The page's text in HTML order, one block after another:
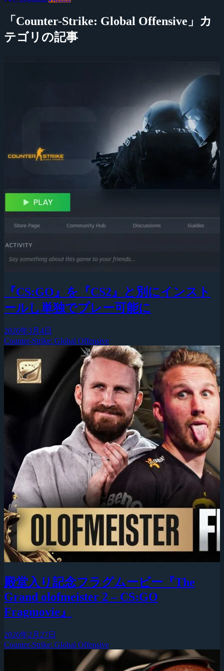
「Counter-Strike: Global Offensive」カ
テゴリの記事
『CS:GO』を『CS2』と別にインスト
ールし単独でプレー可能に
2026年3月4日
Counter-Strike: Global Offensive
殿堂入り記念フラグムービー『The
Grand olofmeister 2 – CS:GO
Fragmovie』
2026年2月27日
Counter-Strike: Global Offensive